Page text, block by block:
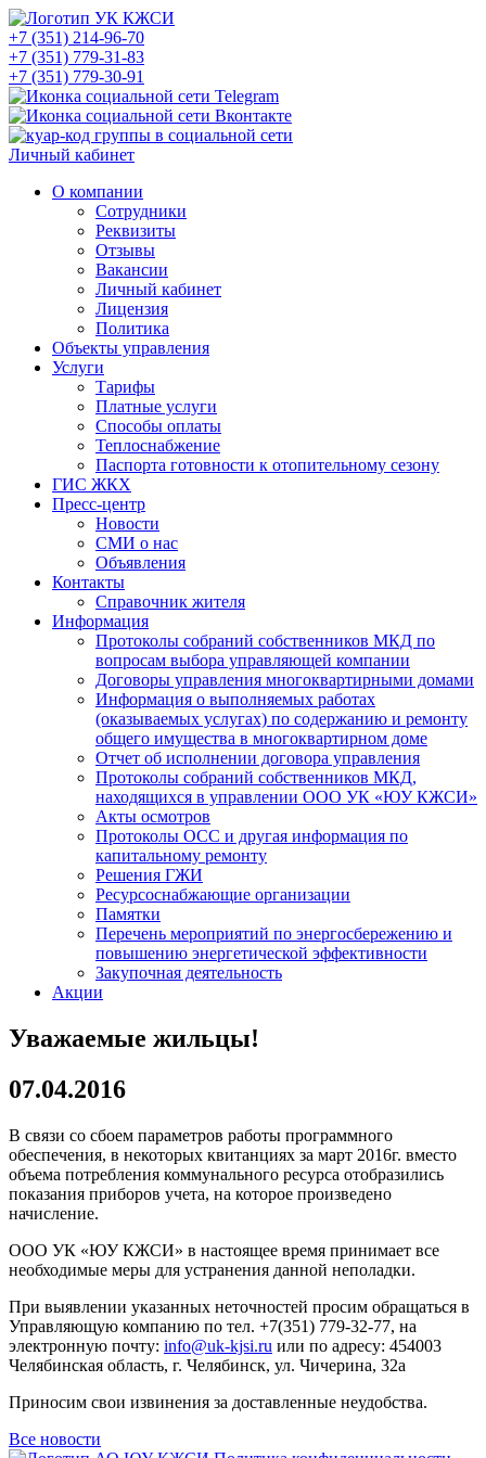
+7 (351) 214-96-70
+7 (351) 779-31-83
+7 (351) 779-30-91
Личный кабинет
О компании
Сотрудники
Реквизиты
Отзывы
Вакансии
Личный кабинет
Лицензия
Политика
Объекты управления
Услуги
Тарифы
Платные услуги
Способы оплаты
Теплоснабжение
Паспорта готовности к отопительному сезону
ГИС ЖКХ
Пресс-центр
Новости
СМИ о нас
Объявления
Контакты
Справочник жителя
Информация
Протоколы собраний собственников МКД по
вопросам выбора управляющей компании
Договоры управления многоквартирными домами
Информация о выполняемых работах
(оказываемых услугах) по содержанию и ремонту
общего имущества в многоквартирном доме
Отчет об исполнении договора управления
Протоколы собраний собственников МКД,
находящихся в управлении ООО УК «ЮУ КЖСИ»
Акты осмотров
Протоколы ОСС и другая информация по
капитальному ремонту
Решения ГЖИ
Ресурсоснабжающие организации
Памятки
Перечень мероприятий по энергосбережению и
повышению энергетической эффективности
Закупочная деятельность
Акции
Уважаемые жильцы!
07.04.2016
В связи со сбоем параметров работы программного
обеспечения, в некоторых квитанциях за март 2016г. вместо
объема потребления коммунального ресурса отобразились
показания приборов учета, на которое произведено
начисление.
ООО УК «ЮУ КЖСИ» в настоящее время принимает все
необходимые меры для устранения данной неполадки.
При выявлении указанных неточностей просим обращаться в
Управляющую компанию по тел. +7(351) 779-32-77, на
электронную почту: info@uk-kjsi.ru или по адресу: 454003
Челябинская область, г. Челябинск, ул. Чичерина, 32а
Приносим свои извинения за доставленные неудобства.
Все новости